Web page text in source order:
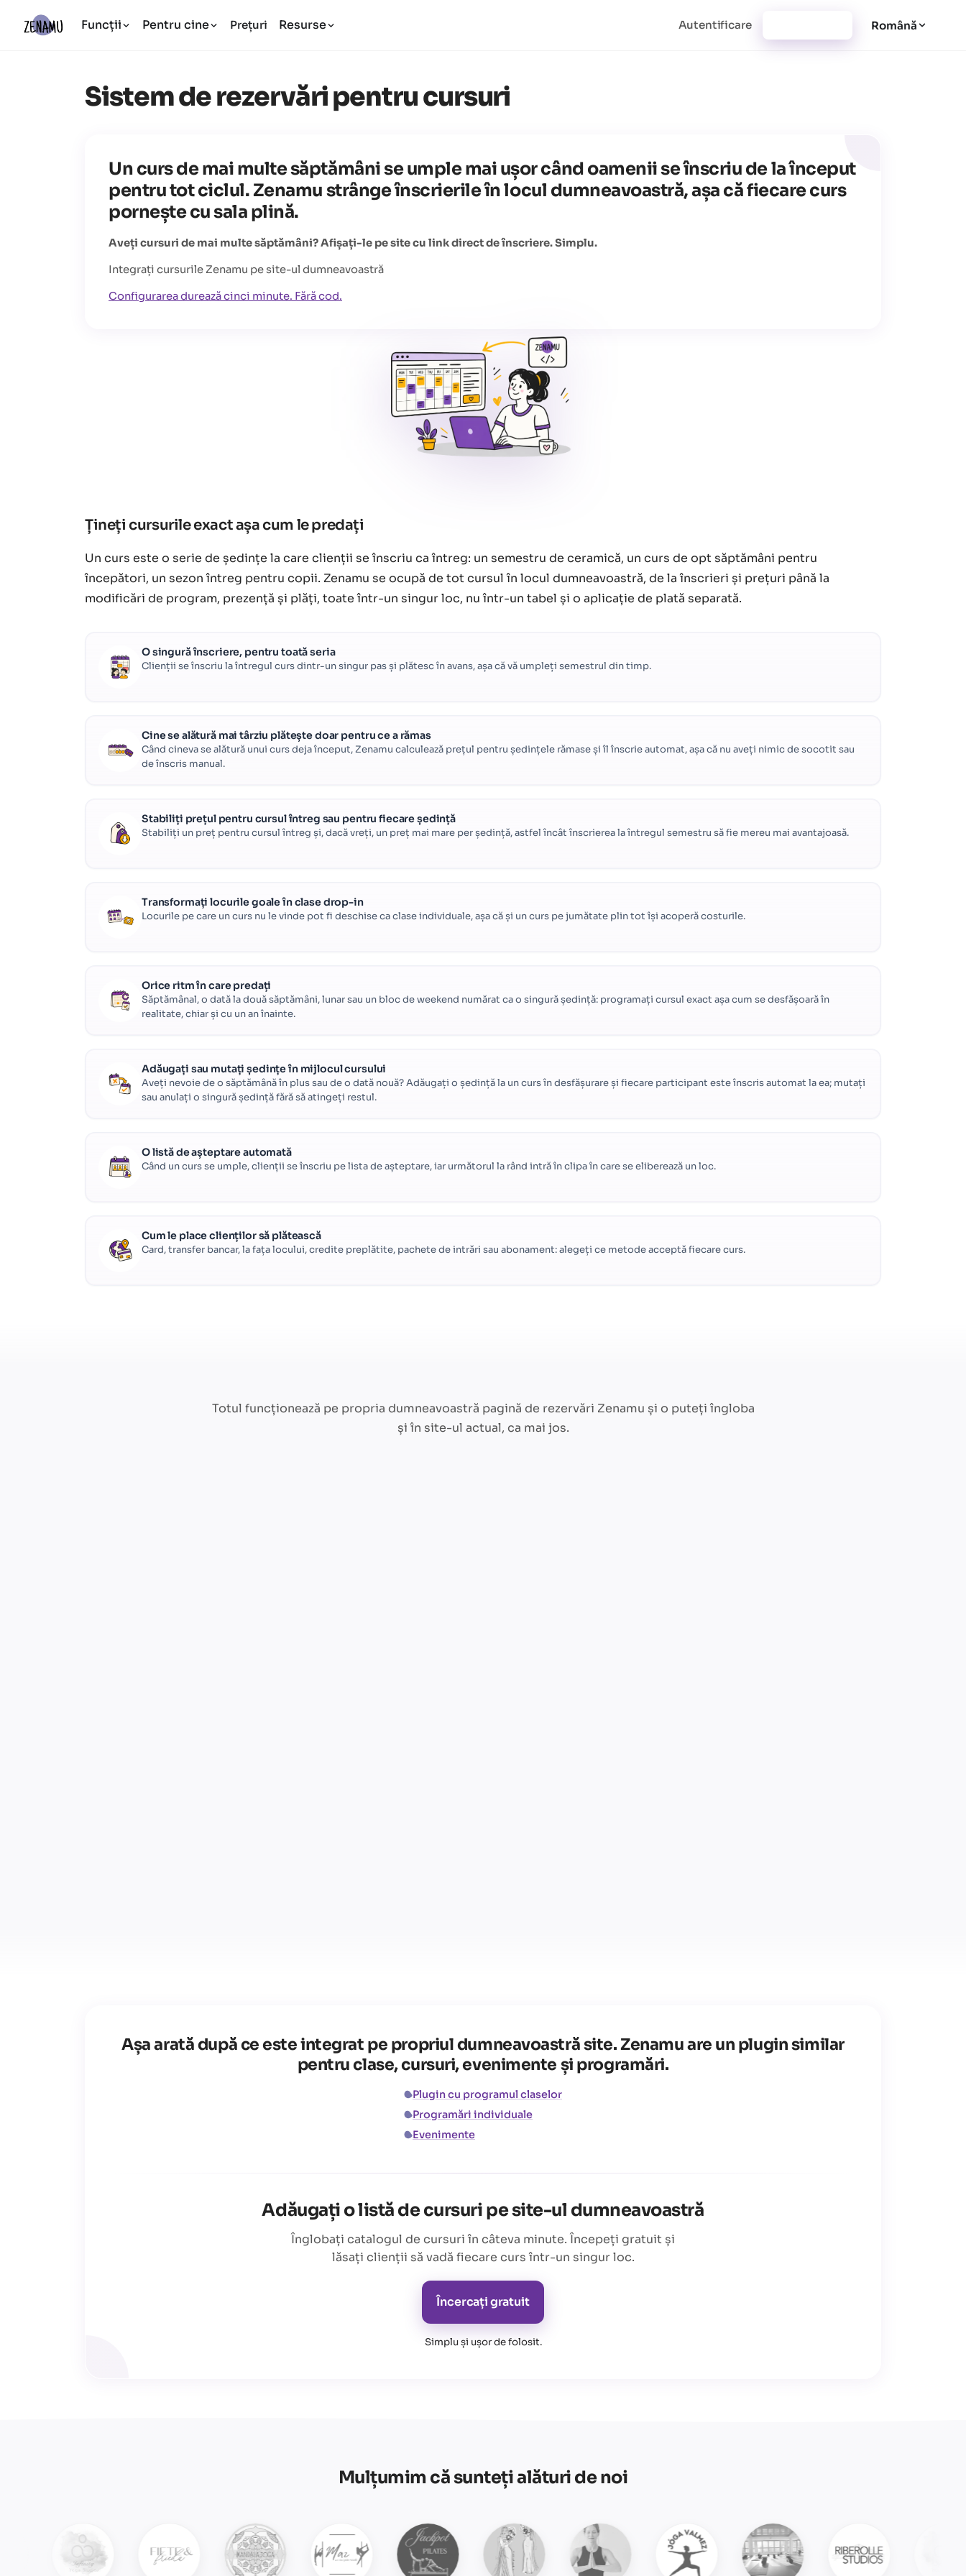
Funcții Pentru cine Prețuri Resurse Autentificare Română
Sistem de rezervări pentru cursuri
Un curs de mai multe săptămâni se umple mai ușor când oamenii se înscriu de la început
pentru tot ciclul. Zenamu strânge înscrierile în locul dumneavoastră, așa că fiecare curs
pornește cu sala plină.
Aveți cursuri de mai multe săptămâni? Afișați-le pe site cu link direct de înscriere. Simplu.
Integrați cursurile Zenamu pe site-ul dumneavoastră
Configurarea durează cinci minute. Fără cod.
Țineți cursurile exact așa cum le predați
Un curs este o serie de ședințe la care clienții se înscriu ca întreg: un semestru de ceramică, un curs de opt săptămâni pentru
începători, un sezon întreg pentru copii. Zenamu se ocupă de tot cursul în locul dumneavoastră, de la înscrieri și prețuri până la
modificări de program, prezență și plăți, toate într-un singur loc, nu într-un tabel și o aplicație de plată separată.
O singură înscriere, pentru toată seria
Clienții se înscriu la întregul curs dintr-un singur pas și plătesc în avans, așa că vă umpleți semestrul din timp.
Cine se alătură mai târziu plătește doar pentru ce a rămas
Când cineva se alătură unui curs deja început, Zenamu calculează prețul pentru ședințele rămase și îl înscrie automat, așa că nu aveți nimic de socotit sau
de înscris manual.
Stabiliți prețul pentru cursul întreg sau pentru fiecare ședință
Stabiliți un preț pentru cursul întreg și, dacă vreți, un preț mai mare per ședință, astfel încât înscrierea la întregul semestru să fie mereu mai avantajoasă.
Transformați locurile goale în clase drop-in
Locurile pe care un curs nu le vinde pot fi deschise ca clase individuale, așa că și un curs pe jumătate plin tot își acoperă costurile.
Orice ritm în care predați
Săptămânal, o dată la două săptămâni, lunar sau un bloc de weekend numărat ca o singură ședință: programați cursul exact așa cum se desfășoară în
realitate, chiar și cu un an înainte.
Adăugați sau mutați ședințe în mijlocul cursului
Aveți nevoie de o săptămână în plus sau de o dată nouă? Adăugați o ședință la un curs în desfășurare și fiecare participant este înscris automat la ea; mutați
sau anulați o singură ședință fără să atingeți restul.
O listă de așteptare automată
Când un curs se umple, clienții se înscriu pe lista de așteptare, iar următorul la rând intră în clipa în care se eliberează un loc.
Cum le place clienților să plătească
Card, transfer bancar, la fața locului, credite preplătite, pachete de intrări sau abonament: alegeți ce metode acceptă fiecare curs.
Totul funcționează pe propria dumneavoastră pagină de rezervări Zenamu și o puteți îngloba
și în site-ul actual, ca mai jos.
Așa arată după ce este integrat pe propriul dumneavoastră site. Zenamu are un plugin similar
pentru clase, cursuri, evenimente și programări.
Plugin cu programul claselor
Programări individuale
Evenimente
Adăugați o listă de cursuri pe site-ul dumneavoastră
Înglobați catalogul de cursuri în câteva minute. Începeți gratuit și
lăsați clienții să vadă fiecare curs într-un singur loc.
Încercați gratuit
Simplu și ușor de folosit.
Mulțumim că sunteți alături de noi